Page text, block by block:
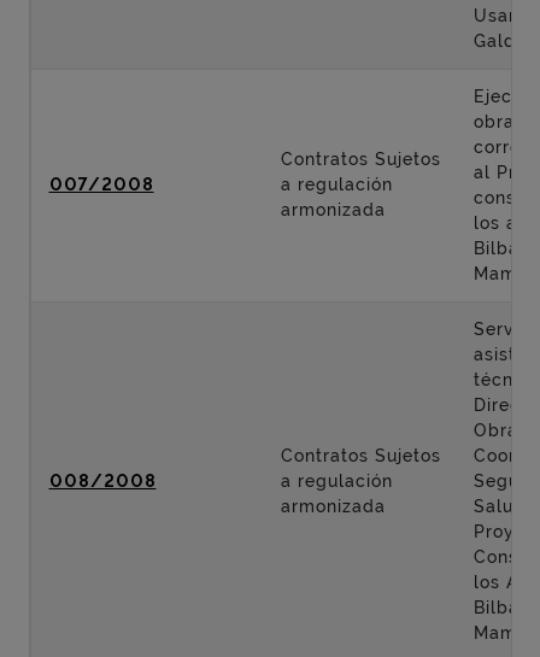
007/2008
Contratos Sujetos
a regulación
armonizada
obras
al
los
Bilbao
Mamés
008/2008
Contratos Sujetos
a regulación
armonizada
Obra y
Salud
los
Bilbao
Mamés